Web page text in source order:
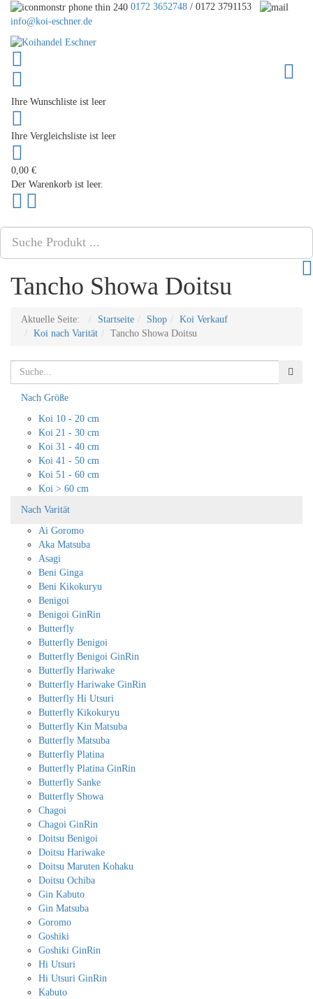
0172 3652748 / 0172 3791153
info@koi-eschner.de
Toggle
Ihre Wunschliste ist leer
Ihre Vergleichsliste ist leer
0,00 €
Der Warenkorb ist leer.
Nach
oben
scrollen
PLG_SYSTEM_VPFRAMEWORK_SCROLL_TO_BOTTOM
Tancho Showa Doitsu
Aktuelle Seite: Startseite Shop
Koi Verkauf
Koi nach Varität
Tancho Showa Doitsu
Suchen
Nach Größe
Koi 10 - 20 cm
Koi 21 - 30 cm
Koi 31 - 40 cm
Koi 41 - 50 cm
Koi 51 - 60 cm
Koi > 60 cm
Nach Varität
Ai Goromo
Aka Matsuba
Asagi
Beni Ginga
Beni Kikokuryu
Benigoi
Benigoi GinRin
Butterfly
Butterfly Benigoi
Butterfly Benigoi GinRin
Butterfly Hariwake
Butterfly Hariwake GinRin
Butterfly Hi Utsuri
Butterfly Kikokuryu
Butterfly Kin Matsuba
Butterfly Matsuba
Butterfly Platina
Butterfly Platina GinRin
Butterfly Sanke
Butterfly Showa
Chagoi
Chagoi GinRin
Doitsu Benigoi
Doitsu Hariwake
Doitsu Maruten Kohaku
Doitsu Ochiba
Gin Kabuto
Gin Matsuba
Goromo
Goshiki
Goshiki GinRin
Hi Utsuri
Hi Utsuri GinRin
Kabuto